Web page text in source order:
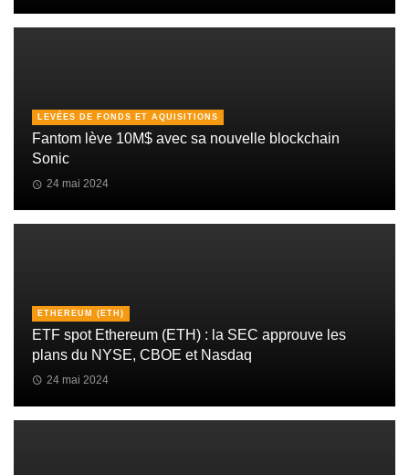
LEVÉES DE FONDS ET AQUISITIONS
Fantom lève 10M$ avec sa nouvelle blockchain
Sonic
24 mai 2024
ETHEREUM (ETH)
ETF spot Ethereum (ETH) : la SEC approuve les
plans du NYSE, CBOE et Nasdaq
24 mai 2024